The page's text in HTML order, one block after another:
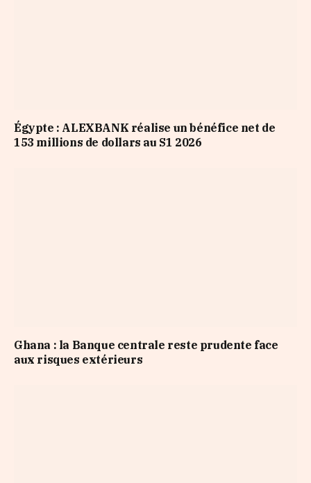
Égypte : ALEXBANK réalise un bénéfice net de
153 millions de dollars au S1 2026
Ghana : la Banque centrale reste prudente face
aux risques extérieurs